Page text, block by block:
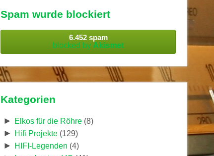
Spam wurde blockiert
6.452 spam
blocked by Akismet
Kategorien
► Elkos für die Röhre (8)
► Hifi Projekte (129)
► HIFI-Legenden (4)